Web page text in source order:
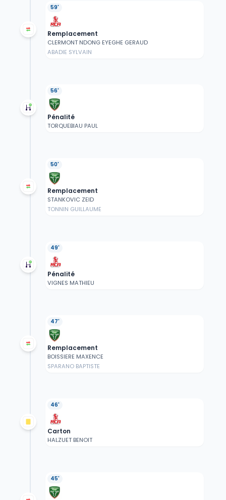
59'
Remplacement
CLERMONT NDONG EYEGHE GERAUD
ABADIE SYLVAIN
56'
Pénalité
TORQUEBIAU PAUL
50'
Remplacement
STANKOVIC ZEID
TONNIN GUILLAUME
49'
Pénalité
VIGNES MATHIEU
47'
Remplacement
BOISSIERE MAXENCE
SPARANO BAPTISTE
46'
Carton
HALZUET BENOIT
45'